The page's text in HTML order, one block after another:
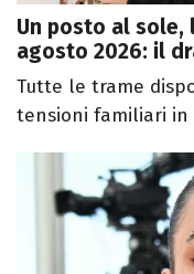
Un posto al
agosto 2026: il
Tutte le trame
tensioni familiari in